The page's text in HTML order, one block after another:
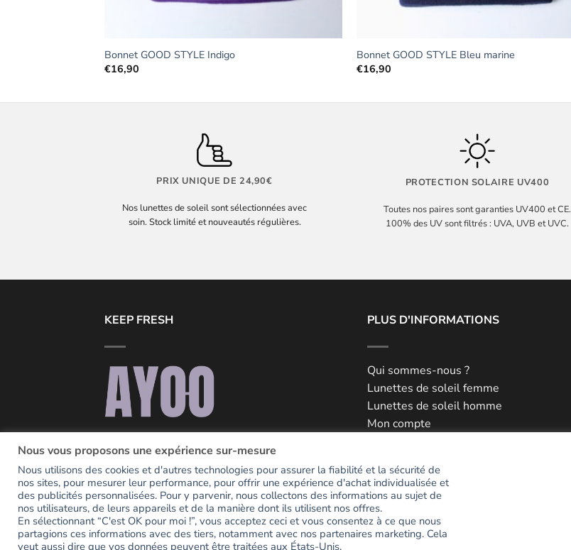
Bonnet GOOD STYLE Indigo
€16,90
Bonnet GOOD STYLE Bleu marine
€16,90
PRIX UNIQUE DE 24,90€
Nos lunettes de soleil sont sélectionnées avec
soin. Stock limité et nouveautés régulières.
PROTECTION SOLAIRE UV400
Toutes nos paires sont garanties UV400 et CE.
100% des UV sont filtrés : UVA, UVB et UVC.
KEEP FRESH
de couleur, de fun et de fraicheur dans
votre quotidien.
PLUS D'INFORMATIONS
Qui sommes-nous ?
Lunettes de soleil femme
Lunettes de soleil homme
Mon compte
Paiement 100% sécurisé
Blog
NOUS CONTACTER
Nous vous proposons une expérience sur-mesure
Nous utilisons des cookies et d'autres technologies pour assurer la fiabilité et la sécurité de
nos sites, pour mesurer leur performance, pour offrir une expérience d'achat individualisée et
des publicités personnalisées. Pour y parvenir, nous collectons des informations au sujet de
nos utilisateurs, de leurs appareils et de la manière dont ils utilisent nos offres.
En sélectionnant “C'est OK pour moi !”, vous acceptez ceci et vous consentez à ce que nous
partagions ces informations avec des tiers, notamment avec nos partenaires marketing. Cela
veut aussi dire que vos données peuvent être traitées aux États-Unis.